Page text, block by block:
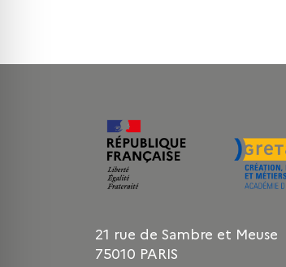
21 rue de Sambre et Meuse
75010 PARIS